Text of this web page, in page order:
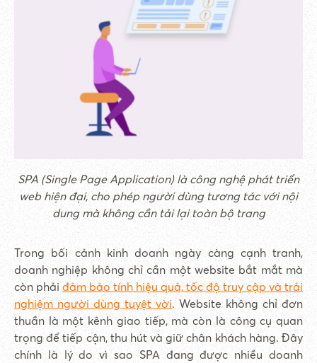
SPA (Single Page Application) là công nghệ phát triển
web hiện đại, cho phép người dùng tương tác với nội
dung mà không cần tải lại toàn bộ trang
Trong bối cảnh kinh doanh ngày càng cạnh tranh,
doanh nghiệp không chỉ cần một website bắt mắt mà
còn phải đảm bảo tính hiệu quả, tốc độ truy cập và trải
nghiệm người dùng tuyệt vời. Website không chỉ đơn
thuần là một kênh giao tiếp, mà còn là công cụ quan
trọng để tiếp cận, thu hút và giữ chân khách hàng. Đây
chính là lý do vì sao SPA đang được nhiều doanh